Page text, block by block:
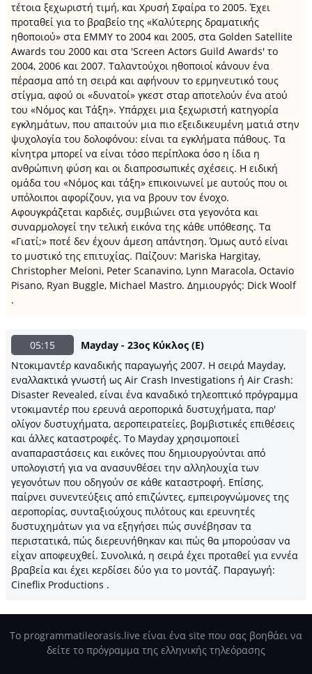
τέτοια ξεχωριστή τιμή, και Χρυσή Σφαίρα το 2005. Έχει
προταθεί για το βραβείο της «Καλύτερης δραματικής
ηθοποιού» στα EMMY το 2004 και 2005, στα Golden Satellite
Awards του 2000 και στα 'Screen Actors Guild Awards' το
2004, 2006 και 2007. Ταλαντούχοι ηθοποιοί κάνουν ένα
πέρασμα από τη σειρά και αφήνουν το ερμηνευτικό τους
στίγμα, αφού οι «δυνατοί» γκεστ σταρ αποτελούν ένα ατού
του «Νόμος και Τάξη». Υπάρχει μια ξεχωριστή κατηγορία
εγκλημάτων, που απαιτούν μια πιο εξειδικευμένη ματιά στην
ψυχολογία του δολοφόνου: είναι τα εγκλήματα πάθους. Τα
κίνητρα μπορεί να είναι τόσο περίπλοκα όσο η ίδια η
ανθρώπινη φύση και οι διαπροσωπικές σχέσεις. Η ειδική
ομάδα του «Νόμος και τάξη» επικοινωνεί με αυτούς που οι
υπόλοιποι αφορίζουν, για να βρουν τον ένοχο.
Αφουγκράζεται καρδιές, συμβιώνει στα γεγονότα και
συναρμολογεί την τελική εικόνα της κάθε υπόθεσης. Τα
«Γιατί;» ποτέ δεν έχουν άμεση απάντηση. Όμως αυτό είναι
το μυστικό της επιτυχίας. Παίζουν: Mariska Hargitay,
Christopher Meloni, Peter Scanavino, Lynn Maracola, Octavio
Pisano, Ryan Buggle, Michael Mastro. Δημιουργός: Dick Woolf
.
05:15
Mayday - 23ος Κύκλος (Ε)
Ντοκιμαντέρ καναδικής παραγωγής 2007. H σειρά Mayday,
εναλλακτικά γνωστή ως Air Crash Investigations ή Air Crash:
Disaster Revealed, είναι ένα καναδικό τηλεοπτικό πρόγραμμα
ντοκιμαντέρ που ερευνά αεροπορικά δυστυχήματα, παρ'
ολίγον δυστυχήματα, αεροπειρατείες, βομβιστικές επιθέσεις
και άλλες καταστροφές. Το Mayday χρησιμοποιεί
αναπαραστάσεις και εικόνες που δημιουργούνται από
υπολογιστή για να ανασυνθέσει την αλληλουχία των
γεγονότων που οδηγούν σε κάθε καταστροφή. Επίσης,
παίρνει συνεντεύξεις από επιζώντες, εμπειρογνώμονες της
αεροπορίας, συνταξιούχους πιλότους και ερευνητές
δυστυχημάτων για να εξηγήσει πώς συνέβησαν τα
περιστατικά, πώς διερευνήθηκαν και πώς θα μπορούσαν να
είχαν αποφευχθεί. Συνολικά, η σειρά έχει προταθεί για εννέα
βραβεία και έχει κερδίσει δύο για το μοντάζ. Παραγωγή:
Cineflix Productions .
Το programmatileorasis.live είναι ένα site που σας βοηθάει να
δείτε το πρόγραμμα της ελληνικής τηλεόρασης